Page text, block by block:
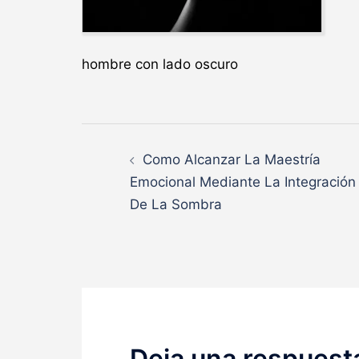
hombre con lado oscuro
Navegación
entradas
Como Alcanzar La Maestría
Emocional Mediante La Integración
De La Sombra